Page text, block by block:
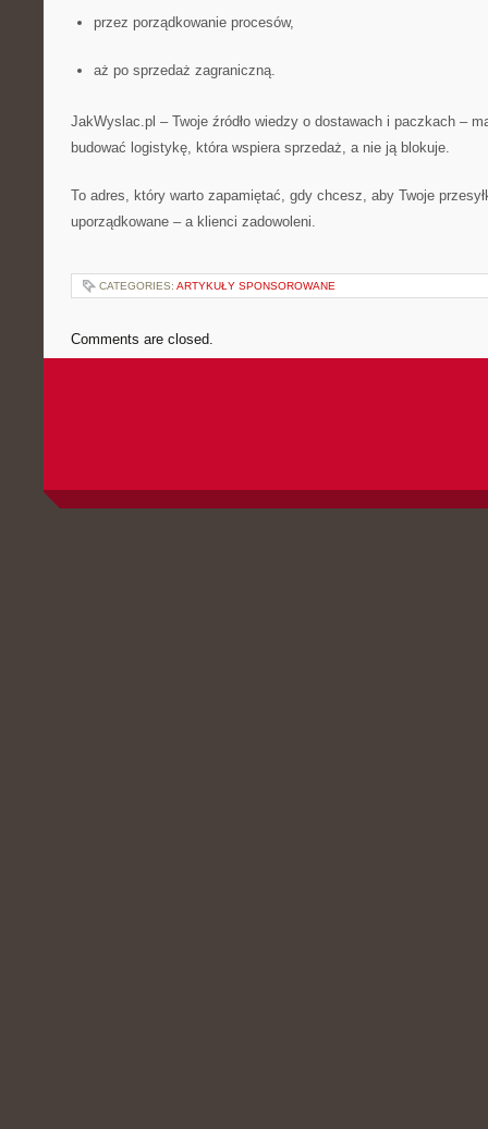
przez porządkowanie procesów,
aż po sprzedaż zagraniczną.
JakWyslac.pl – Twoje źródło wiedzy o dostawach i paczkach –
budować logistykę, która wspiera sprzedaż, a nie ją blokuje.
To adres, który warto zapamiętać, gdy chcesz, aby Twoje
uporządkowane – a klienci zadowoleni.
CATEGORIES: ARTYKUŁY SPONSOROWANE
Comments are closed.